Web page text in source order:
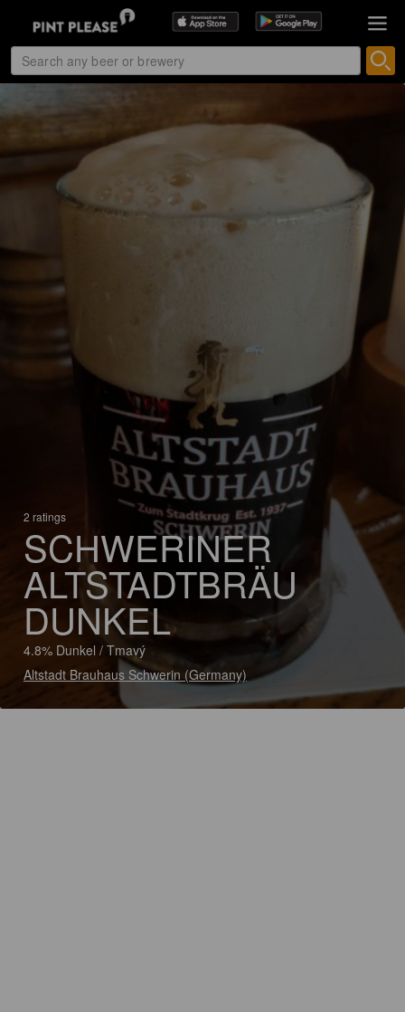
2 ratings
SCHWERINER
ALTSTADTBRÄU
DUNKEL
4.8% Dunkel / Tmavý
Altstadt Brauhaus Schwerin (Germany)